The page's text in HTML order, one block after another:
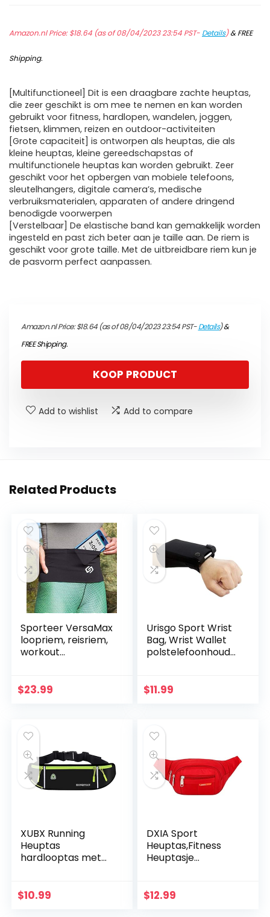
Amazon.nl Price:$18.64 (as of 08/04/2023 23:54 PST- Details)&FREE
Shipping.
[Multifunctioneel] Dit is een draagbare zachte heuptas,
die zeer geschikt is om mee te nemen en kan worden
gebruikt voor fitness, hardlopen, wandelen, joggen,
fietsen, klimmen, reizen en outdoor-activiteiten
[Grote capaciteit] is ontworpen als heuptas, die als
kleine heuptas, kleine gereedschapstas of
multifunctionele heuptas kan worden gebruikt. Zeer
geschikt voor het opbergen van mobiele telefoons,
sleutelhangers, digitale camera’s, medische
verbruiksmaterialen, apparaten of andere dringend
benodigde voorwerpen
[Verstelbaar] De elastische band kan gemakkelijk worden
ingesteld en past zich beter aan je taille aan. De riem is
geschikt voor grote taille. Met de uitbreidbare riem kun je
de pasvorm perfect aanpassen.
Amazon.nl Price:$18.64(as of 08/04/2023 23:54 PST-Details)&
FREE Shipping.
KOOP PRODUCT
Add to wishlist Add to compare
Related Products
Sporteer VersaMax
loopriem, reisriem,
workout
veiligheidszakken
$23.99
Urisgo Sport Wrist
Bag, Wrist Wallet
polstelefoonhoude
onderarm,
$11.99
XUBX Running
Heuptas
hardlooptas met
riem Running Belt,
$10.99
DXIA Sport
Heuptas,Fitness
Heuptasje
Pack, Festival
$12.99